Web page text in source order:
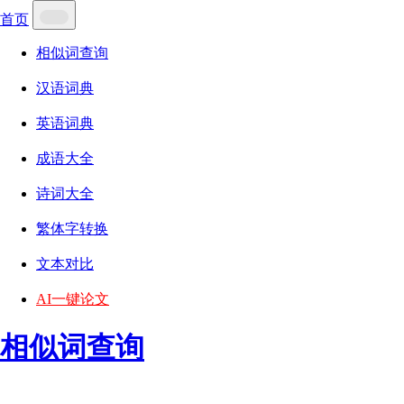
首页
相似词查询
汉语词典
英语词典
成语大全
诗词大全
繁体字转换
文本对比
AI一键论文
相似词查询